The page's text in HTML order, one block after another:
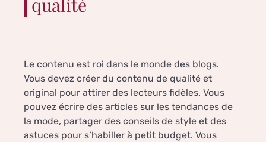
qualité
Le contenu est roi dans le monde des blogs.
Vous devez créer du contenu de qualité et
original pour attirer des lecteurs fidèles. Vous
pouvez écrire des articles sur les tendances de
la mode, partager des conseils de style et des
astuces pour s’habiller à petit budget. Vous